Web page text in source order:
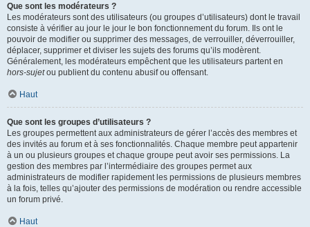
Que sont les modérateurs ?
Les modérateurs sont des utilisateurs (ou groupes d’utilisateurs) dont le travail
consiste à vérifier au jour le jour le bon fonctionnement du forum. Ils ont le
pouvoir de modifier ou supprimer des messages, de verrouiller, déverrouiller,
déplacer, supprimer et diviser les sujets des forums qu’ils modèrent.
Généralement, les modérateurs empêchent que les utilisateurs partent en
hors-sujetou publient du contenu abusif ou offensant.
Haut
Que sont les groupes d’utilisateurs ?
Les groupes permettent aux administrateurs de gérer l’accès des membres et
des invités au forum et à ses fonctionnalités. Chaque membre peut appartenir
à un ou plusieurs groupes et chaque groupe peut avoir ses permissions. La
gestion des membres par l’intermédiaire des groupes permet aux
administrateurs de modifier rapidement les permissions de plusieurs membres
à la fois, telles qu’ajouter des permissions de modération ou rendre accessible
un forum privé.
Haut